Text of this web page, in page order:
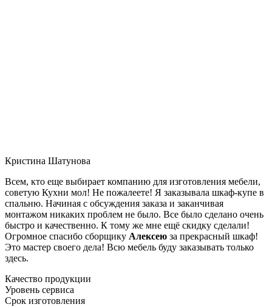
Кристина Шатунова
Всем, кто еще выбирает компанию для изготовления мебели,
советую Кухни мол! Не пожалеете! Я заказывала шкаф-купе в
спальню. Начиная с обсуждения заказа и заканчивая
монтажом никаких проблем не было. Все было сделано очень
быстро и качественно. К тому же мне ещё скидку сделали!
Огромное спасибо сборщику Алексею за прекрасный шкаф!
Это мастер своего дела! Всю мебель буду заказывать только
здесь.
Качество продукции
Уровень сервиса
Срок изготовления